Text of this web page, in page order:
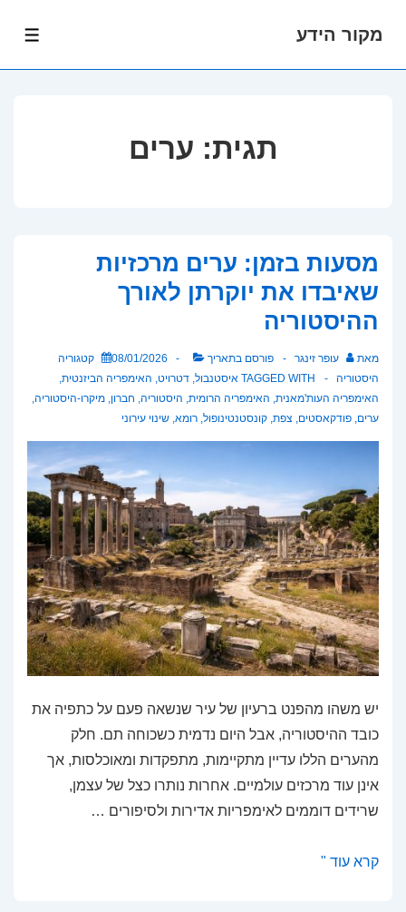
מקור הידע
תגית: ערים
מסעות בזמן: ערים מרכזיות
שאיבדו את יוקרתן לאורך
ההיסטוריה
מאת עופר זינגר פורסם בתאריך 08/01/2026
קטגוריה
היסטוריה
TAGGED WITH איסטנבול, דטרויט, האימפריה הביזנטית,
האימפריה העות'מאנית, האימפריה הרומית, היסטוריה, חברון, מיקרו-היסטוריה,
ערים, פודקאסטים, צפת, קונסטנטינופול, רומא, שינוי עירוני
יש משהו מהפנט ברעיון של עיר שנשאה פעם על כתפיה את
כובד ההיסטוריה, אבל היום נדמית כשכוחה תם. חלק
מהערים הללו עדיין מתקיימות, מתפקדות ומאוכלסות, אך
אינן עוד מרכזים עולמיים. אחרות נותרו כצל של עצמן,
שרידים דוממים לאימפריות אדירות ולסיפורים …
מסעות
קרא עוד "